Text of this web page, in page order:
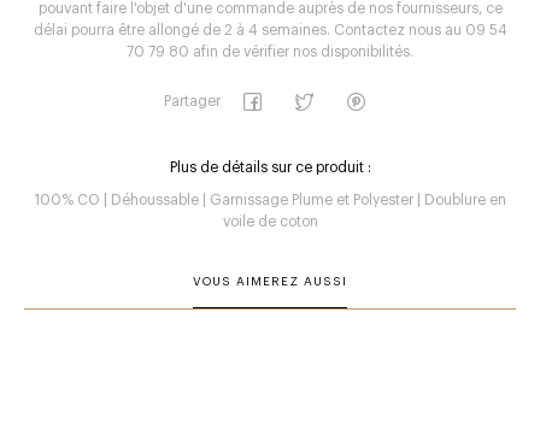
pouvant faire l'objet d'une commande auprès de nos fournisseurs, ce
délai pourra être allongé de 2 à 4 semaines. Contactez nous au 09 54
70 79 80 afin de vérifier nos disponibilités.
Partager
Plus de détails sur ce produit :
100% CO | Déhoussable | Garnissage Plume et Polyester | Doublure en
voile de coton
VOUS AIMEREZ AUSSI